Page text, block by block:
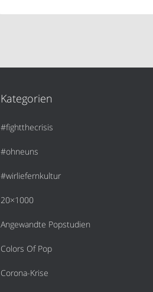
Kategorien
#fightthecrisis
#ohneuns
#wirliefernkultur
20×1000
Angewandte Popstudien
Colors Of Pop
Corona-Krise